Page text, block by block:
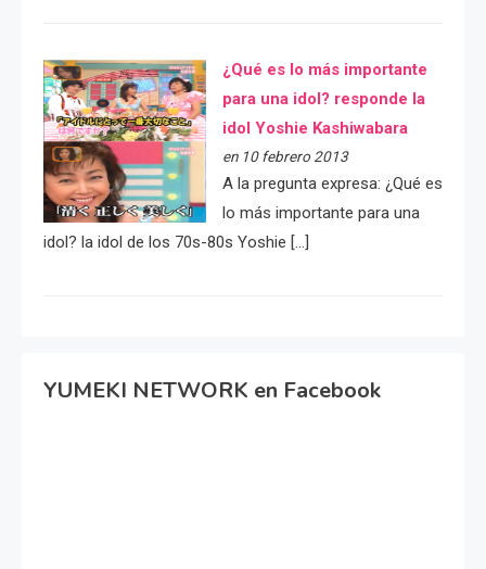
¿Qué es lo más importante
para una idol? responde la
idol Yoshie Kashiwabara
en 10 febrero 2013
A la pregunta expresa: ¿Qué es
lo más importante para una
idol? la idol de los 70s-80s Yoshie […]
YUMEKI NETWORK en Facebook